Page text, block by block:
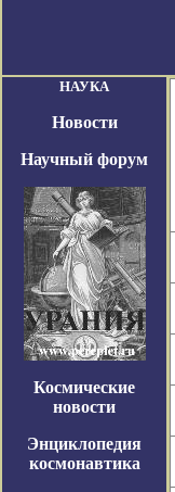
НАУКА
Новости
Научный форум
Космические
новости
Энциклопедия
космонавтика